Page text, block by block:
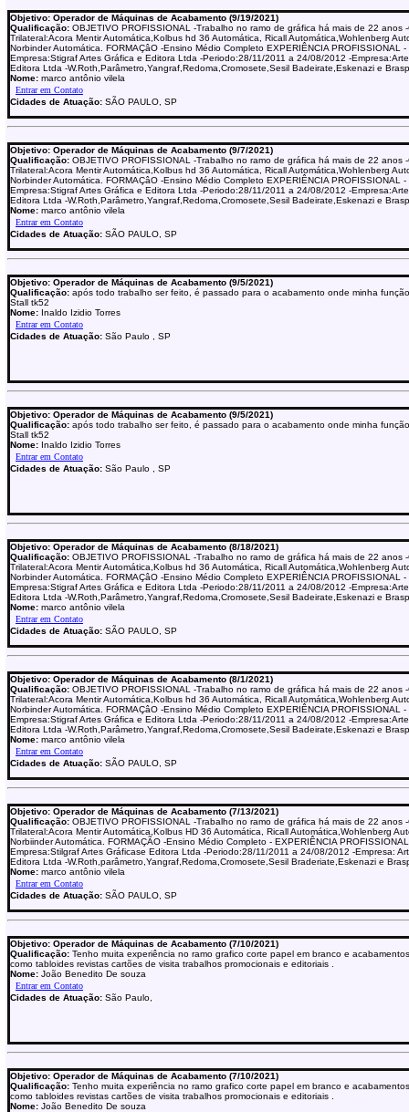
Objetivo: Operador de Máquinas de Acabamento (9/19/2021)
Qualificação: OBJETIVO PROFISSIONAL -Trabalho no ramo de gráfica há mais de 22 anos
Trilateral:Acora Mentir Automática,Kolbus hd 36 Automática, Ricall Automática,Wohlenberg
Norbinder Automática. FORMAÇâO -Ensino Médio Completo EXPERIÊNCIA PROFISSIONAL -
Empresa:Stigraf Artes Gráfica e Editora Ltda -Periodo:28/11/2011 a 24/08/2012 -
Editora Ltda -W.Roth,Parâmetro,Yangraf,Redoma,Cromosete,Sesil Badeirate,Eskenazi e
Nome: marco antônio vilela
Cidades de Atuação: SÃO PAULO, SP
Objetivo: Operador de Máquinas de Acabamento (9/7/2021)
Qualificação: OBJETIVO PROFISSIONAL -Trabalho no ramo de gráfica há mais de 22 anos
Trilateral:Acora Mentir Automática,Kolbus hd 36 Automática, Ricall Automática,Wohlenberg
Norbinder Automática. FORMAÇâO -Ensino Médio Completo EXPERIÊNCIA PROFISSIONAL -
Empresa:Stigraf Artes Gráfica e Editora Ltda -Periodo:28/11/2011 a 24/08/2012 -
Editora Ltda -W.Roth,Parâmetro,Yangraf,Redoma,Cromosete,Sesil Badeirate,Eskenazi e
Nome: marco antônio vilela
Cidades de Atuação: SÃO PAULO, SP
Objetivo: Operador de Máquinas de Acabamento (9/5/2021)
Qualificação: após todo trabalho ser feito, é passado para o acabamento onde minha
Stall tk52
Nome: Inaldo Izidio Torres
Cidades de Atuação: São Paulo , SP
Objetivo: Operador de Máquinas de Acabamento (9/5/2021)
Qualificação: após todo trabalho ser feito, é passado para o acabamento onde minha
Stall tk52
Nome: Inaldo Izidio Torres
Cidades de Atuação: São Paulo , SP
Objetivo: Operador de Máquinas de Acabamento (8/18/2021)
Qualificação: OBJETIVO PROFISSIONAL -Trabalho no ramo de gráfica há mais de 22 anos
Trilateral:Acora Mentir Automática,Kolbus hd 36 Automática, Ricall Automática,Wohlenberg
Norbinder Automática. FORMAÇâO -Ensino Médio Completo EXPERIÊNCIA PROFISSIONAL -
Empresa:Stigraf Artes Gráfica e Editora Ltda -Periodo:28/11/2011 a 24/08/2012 -
Editora Ltda -W.Roth,Parâmetro,Yangraf,Redoma,Cromosete,Sesil Badeirate,Eskenazi e
Nome: marco antônio vilela
Cidades de Atuação: SÃO PAULO, SP
Objetivo: Operador de Máquinas de Acabamento (8/1/2021)
Qualificação: OBJETIVO PROFISSIONAL -Trabalho no ramo de gráfica há mais de 22 anos
Trilateral:Acora Mentir Automática,Kolbus hd 36 Automática, Ricall Automática,Wohlenberg
Norbinder Automática. FORMAÇâO -Ensino Médio Completo EXPERIÊNCIA PROFISSIONAL -
Empresa:Stigraf Artes Gráfica e Editora Ltda -Periodo:28/11/2011 a 24/08/2012 -
Editora Ltda -W.Roth,Parâmetro,Yangraf,Redoma,Cromosete,Sesil Badeirate,Eskenazi e
Nome: marco antônio vilela
Cidades de Atuação: SÃO PAULO, SP
Objetivo: Operador de Máquinas de Acabamento (7/13/2021)
Qualificação: OBJETIVO PROFISSIONAL -Trabalho no ramo de gráfica há mais de 22 anos
Trilateral:Acora Mentir Automática,Kolbus HD 36 Automática, Ricall Automática,Wohlenberg
Norbiinder Automática. FORMAÇÃO -Ensino Médio Completo - EXPERIÊNCIA
Empresa:Stilgraf Artes Gráficase Editora Ltda -Periodo:28/11/2011 a 24/08/2012 -Empresa:
Editora Ltda -W.Roth,parâmetro,Yangraf,Redoma,Cromosete,Sesil Braderiate,Eskenazi e
Nome: marco antônio vilela
Cidades de Atuação: SÃO PAULO, SP
Objetivo: Operador de Máquinas de Acabamento (7/10/2021)
Qualificação: Tenho muita experiência no ramo grafico corte papel em branco e
como tabloides revistas cartões de visita trabalhos promocionais e editoriais .
Nome: João Benedito De souza
Cidades de Atuação: São Paulo,
Objetivo: Operador de Máquinas de Acabamento (7/10/2021)
Qualificação: Tenho muita experiência no ramo grafico corte papel em branco e
como tabloides revistas cartões de visita trabalhos promocionais e editoriais .
Nome: João Benedito De souza